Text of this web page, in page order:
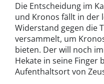
Die Entscheidung im
und Kronos fällt in der
Widerstand gegen die
versammelt, um
bieten. Der will noch
Hekate in seine Finger
Aufenthaltsort von